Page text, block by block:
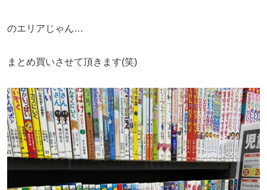
のエリアじゃん…
まとめ買いさせて頂きます(笑)